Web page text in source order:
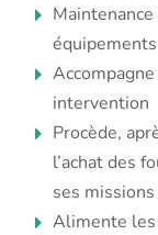
intervention
Procède,
l’achat des
ses missions
Alimente les